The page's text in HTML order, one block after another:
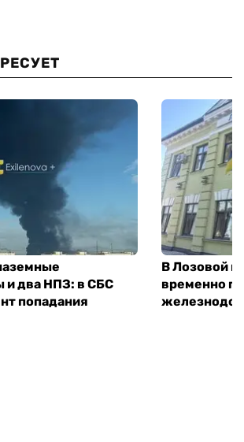
и два НПЗ: в СБС
попадания
В Лозовой
временно